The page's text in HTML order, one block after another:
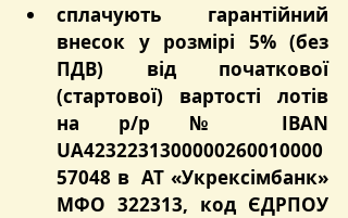
сплачують гарантійний
внесок у розмірі 5% (без
ПДВ) від початкової
(стартової) вартості лотів
на р/р № IBAN
UA4232231300000260010000
57048 в  АТ «Укрексімбанк»
МФО 322313, код ЄДРПОУ